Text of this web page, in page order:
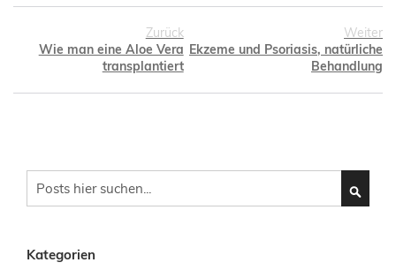
Zurück
Wie man eine Aloe Vera
transplantiert
Weiter
Ekzeme und Psoriasis, natürliche
Behandlung
Kategorien